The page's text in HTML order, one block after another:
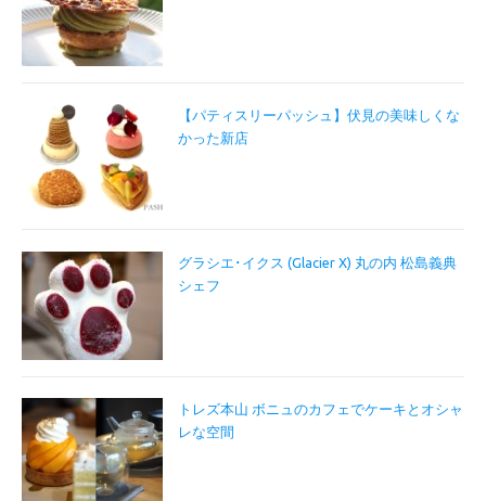
【パティスリーパッシュ】伏見の美味しくな
かった新店
グラシエ･イクス (Glacier X) 丸の内 松島義典
シェフ
トレズ本山 ボニュのカフェでケーキとオシャ
レな空間